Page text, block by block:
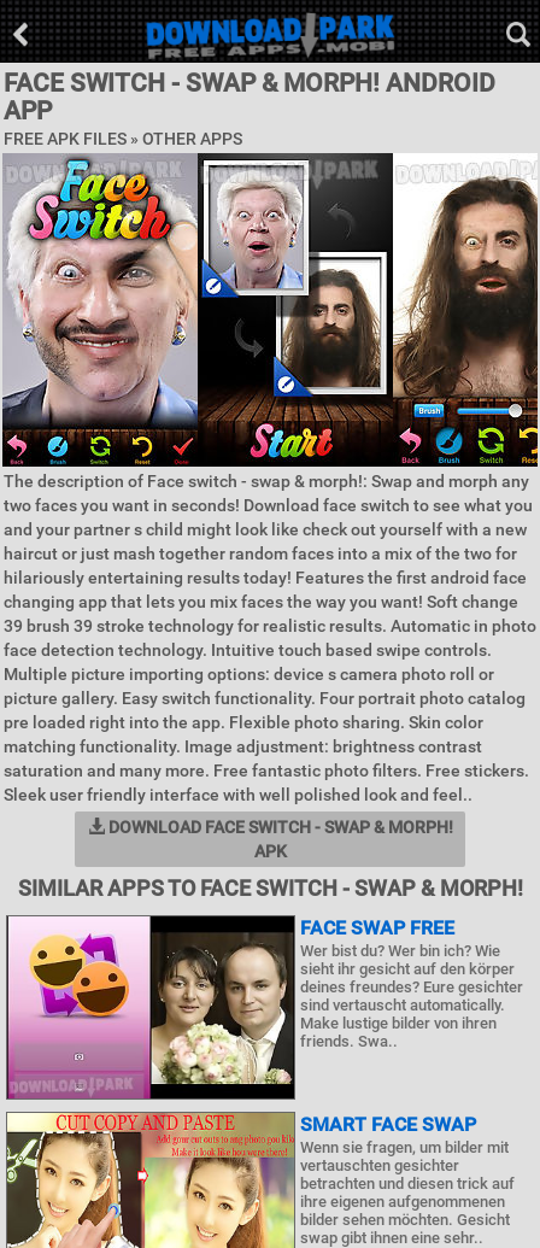
FACE SWITCH - SWAP & MORPH! ANDROID
APP
FREE APK FILES » OTHER APPS
The description of Face switch - swap & morph!: Swap and morph any
two faces you want in seconds! Download face switch to see what you
and your partner s child might look like check out yourself with a new
haircut or just mash together random faces into a mix of the two for
hilariously entertaining results today! Features the first android face
changing app that lets you mix faces the way you want! Soft change
39 brush 39 stroke technology for realistic results. Automatic in photo
face detection technology. Intuitive touch based swipe controls.
Multiple picture importing options: device s camera photo roll or
picture gallery. Easy switch functionality. Four portrait photo catalog
pre loaded right into the app. Flexible photo sharing. Skin color
matching functionality. Image adjustment: brightness contrast
saturation and many more. Free fantastic photo filters. Free stickers.
Sleek user friendly interface with well polished look and feel..
DOWNLOAD FACE SWITCH - SWAP & MORPH!
APK
SIMILAR APPS TO FACE SWITCH - SWAP & MORPH!
FACE SWAP FREE
Wer bist du? Wer bin ich? Wie
sieht ihr gesicht auf den körper
deines freundes? Eure gesichter
sind vertauscht automatically.
Make lustige bilder von ihren
friends. Swa..
SMART FACE SWAP
Wenn sie fragen, um bilder mit
vertauschten gesichter
betrachten und diesen trick auf
ihre eigenen aufgenommenen
bilder sehen möchten. Gesicht
swap gibt ihnen eine sehr..